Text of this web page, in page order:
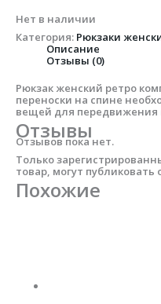
Нет в наличии
Категория: Рюкзаки
Описание
Отзывы (0)
Рюкзак женский ретро
переноски на спине
вещей для передвижения
Отзывы
Отзывов пока нет.
Только
товар, могут публиковать
Похожие